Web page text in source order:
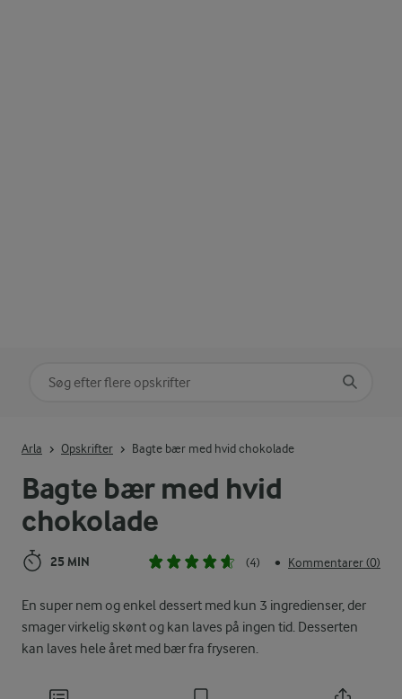
Bagte bær med hvid
chokolade
25 MIN (4) • Kommentarer (0)
En super nem og enkel dessert med kun 3 ingredienser, der
smager virkelig skønt og kan laves på ingen tid. Desserten
kan laves hele året med bær fra fryseren.
Arla Opskrifter Bagte bær med hvid chokolade
Søg på kategori